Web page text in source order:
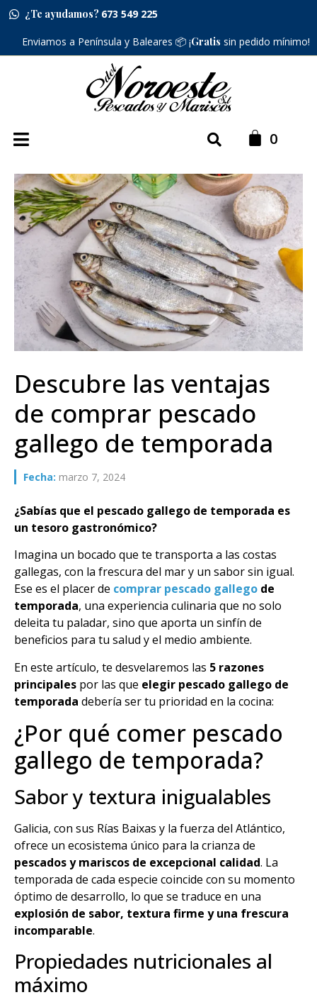
¿Te ayudamos? 673 549 225
Enviamos a Península y Baleares 📦 ¡Gratis sin pedido mínimo!
Descubre las ventajas
de comprar pescado
gallego de temporada
Fecha: marzo 7, 2024
¿Sabías que el pescado gallego de temporada es
un tesoro gastronómico?
Imagina un bocado que te transporta a las costas
gallegas, con la frescura del mar y un sabor sin igual.
Ese es el placer de comprar pescado gallego de
temporada, una experiencia culinaria que no solo
deleita tu paladar, sino que aporta un sinfín de
beneficios para tu salud y el medio ambiente.
En este artículo, te desvelaremos las 5 razones
principales por las que elegir pescado gallego de
temporada debería ser tu prioridad en la cocina:
¿Por qué comer pescado
gallego de temporada?
Sabor y textura inigualables
Galicia, con sus Rías Baixas y la fuerza del Atlántico,
ofrece un ecosistema único para la crianza de
pescados y mariscos de excepcional calidad. La
temporada de cada especie coincide con su momento
óptimo de desarrollo, lo que se traduce en una
explosión de sabor, textura firme y una frescura
incomparable.
Propiedades nutricionales al
máximo